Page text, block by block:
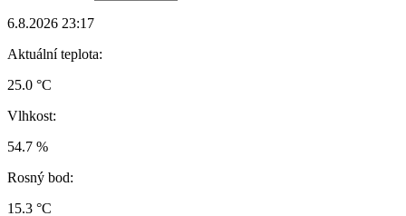
6.8.2026 23:17
Aktuální teplota:
25.0 °C
Vlhkost:
54.7 %
Rosný bod:
15.3 °C